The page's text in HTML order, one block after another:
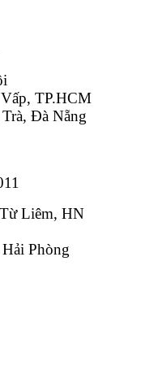
Minh
Hà Nội
Vấp, TP.HCM
Đà Nẵng
Từ Liêm, HN
Phòng